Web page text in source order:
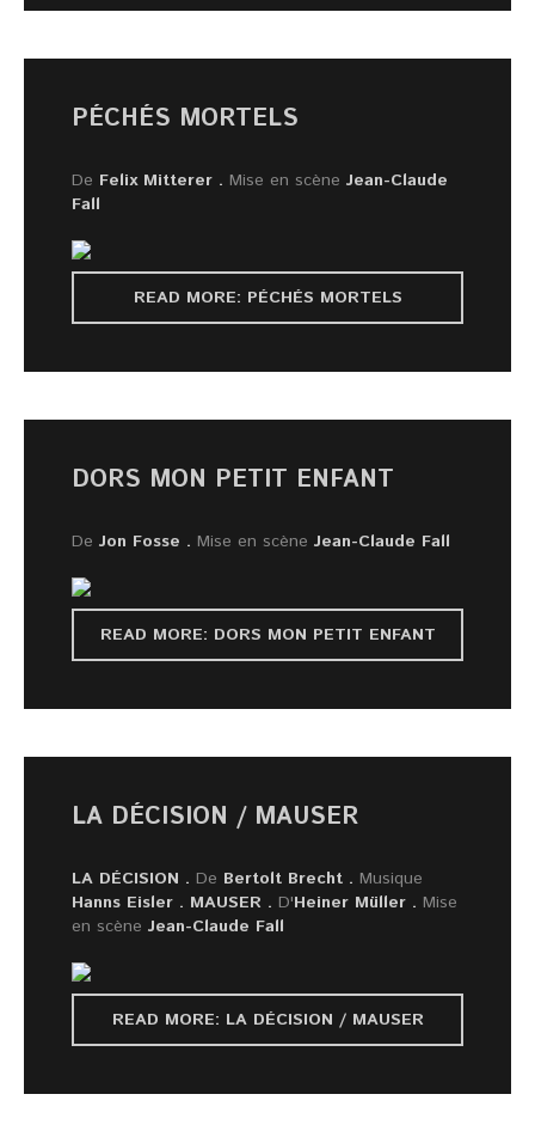
PÉCHÉS MORTELS
De Felix Mitterer . Mise en scène Jean-Claude
Fall
READ MORE: PÉCHÉS MORTELS
DORS MON PETIT ENFANT
De Jon Fosse . Mise en scène Jean-Claude Fall
READ MORE: DORS MON PETIT ENFANT
LA DÉCISION / MAUSER
LA DÉCISION . De Bertolt Brecht . Musique
Hanns Eisler . MAUSER . D'Heiner Müller . Mise
en scène Jean-Claude Fall
READ MORE: LA DÉCISION / MAUSER